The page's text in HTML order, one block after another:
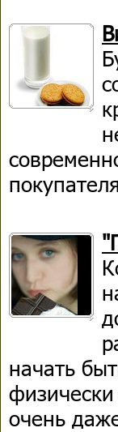
начать
очень